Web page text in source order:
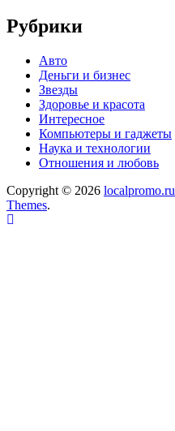
Рубрики
Авто
Деньги и бизнес
Звезды
Здоровье и красота
Интересное
Компьютеры и гаджеты
Наука и технологии
Отношения и любовь
Copyright © 2026 localpromo.ru
Themes.